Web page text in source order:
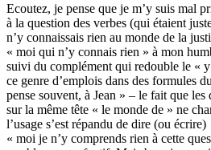
Ecoutez, je pense que je m’y suis mal
à la question des verbes (qui étaient
n’y connaissais rien au monde de la
« moi qui n’y connais rien » à mon
suivi du complément qui redouble le «
ce genre d’emplois dans des formules
pense souvent, à Jean » – le fait que
sur la même tête « le monde de » ne
l’usage s’est répandu de dire (ou
« moi je n’y comprends rien à cette